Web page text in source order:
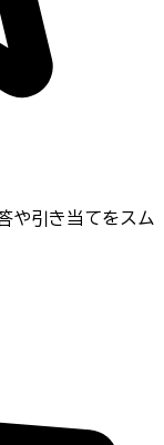
や引き当てをスム